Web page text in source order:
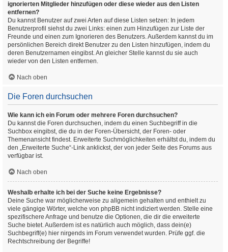
ignorierten Mitglieder hinzufügen oder diese wieder aus den Listen
entfernen?
Du kannst Benutzer auf zwei Arten auf diese Listen setzen: In jedem
Benutzerprofil siehst du zwei Links: einen zum Hinzufügen zur Liste der
Freunde und einen zum Ignorieren des Benutzers. Außerdem kannst du im
persönlichen Bereich direkt Benutzer zu den Listen hinzufügen, indem du
deren Benutzernamen eingibst. An gleicher Stelle kannst du sie auch
wieder von den Listen entfernen.
Nach oben
Die Foren durchsuchen
Wie kann ich ein Forum oder mehrere Foren durchsuchen?
Du kannst die Foren durchsuchen, indem du einen Suchbegriff in die
Suchbox eingibst, die du in der Foren-Übersicht, der Foren- oder
Themenansicht findest. Erweiterte Suchmöglichkeiten erhältst du, indem du
den „Erweiterte Suche“-Link anklickst, der von jeder Seite des Forums aus
verfügbar ist.
Nach oben
Weshalb erhalte ich bei der Suche keine Ergebnisse?
Deine Suche war möglicherweise zu allgemein gehalten und enthielt zu
viele gängige Wörter, welche von phpBB nicht indiziert werden. Stelle eine
spezifischere Anfrage und benutze die Optionen, die dir die erweiterte
Suche bietet. Außerdem ist es natürlich auch möglich, dass dein(e)
Suchbegriff(e) hier nirgends im Forum verwendet wurden. Prüfe ggf. die
Rechtschreibung der Begriffe!